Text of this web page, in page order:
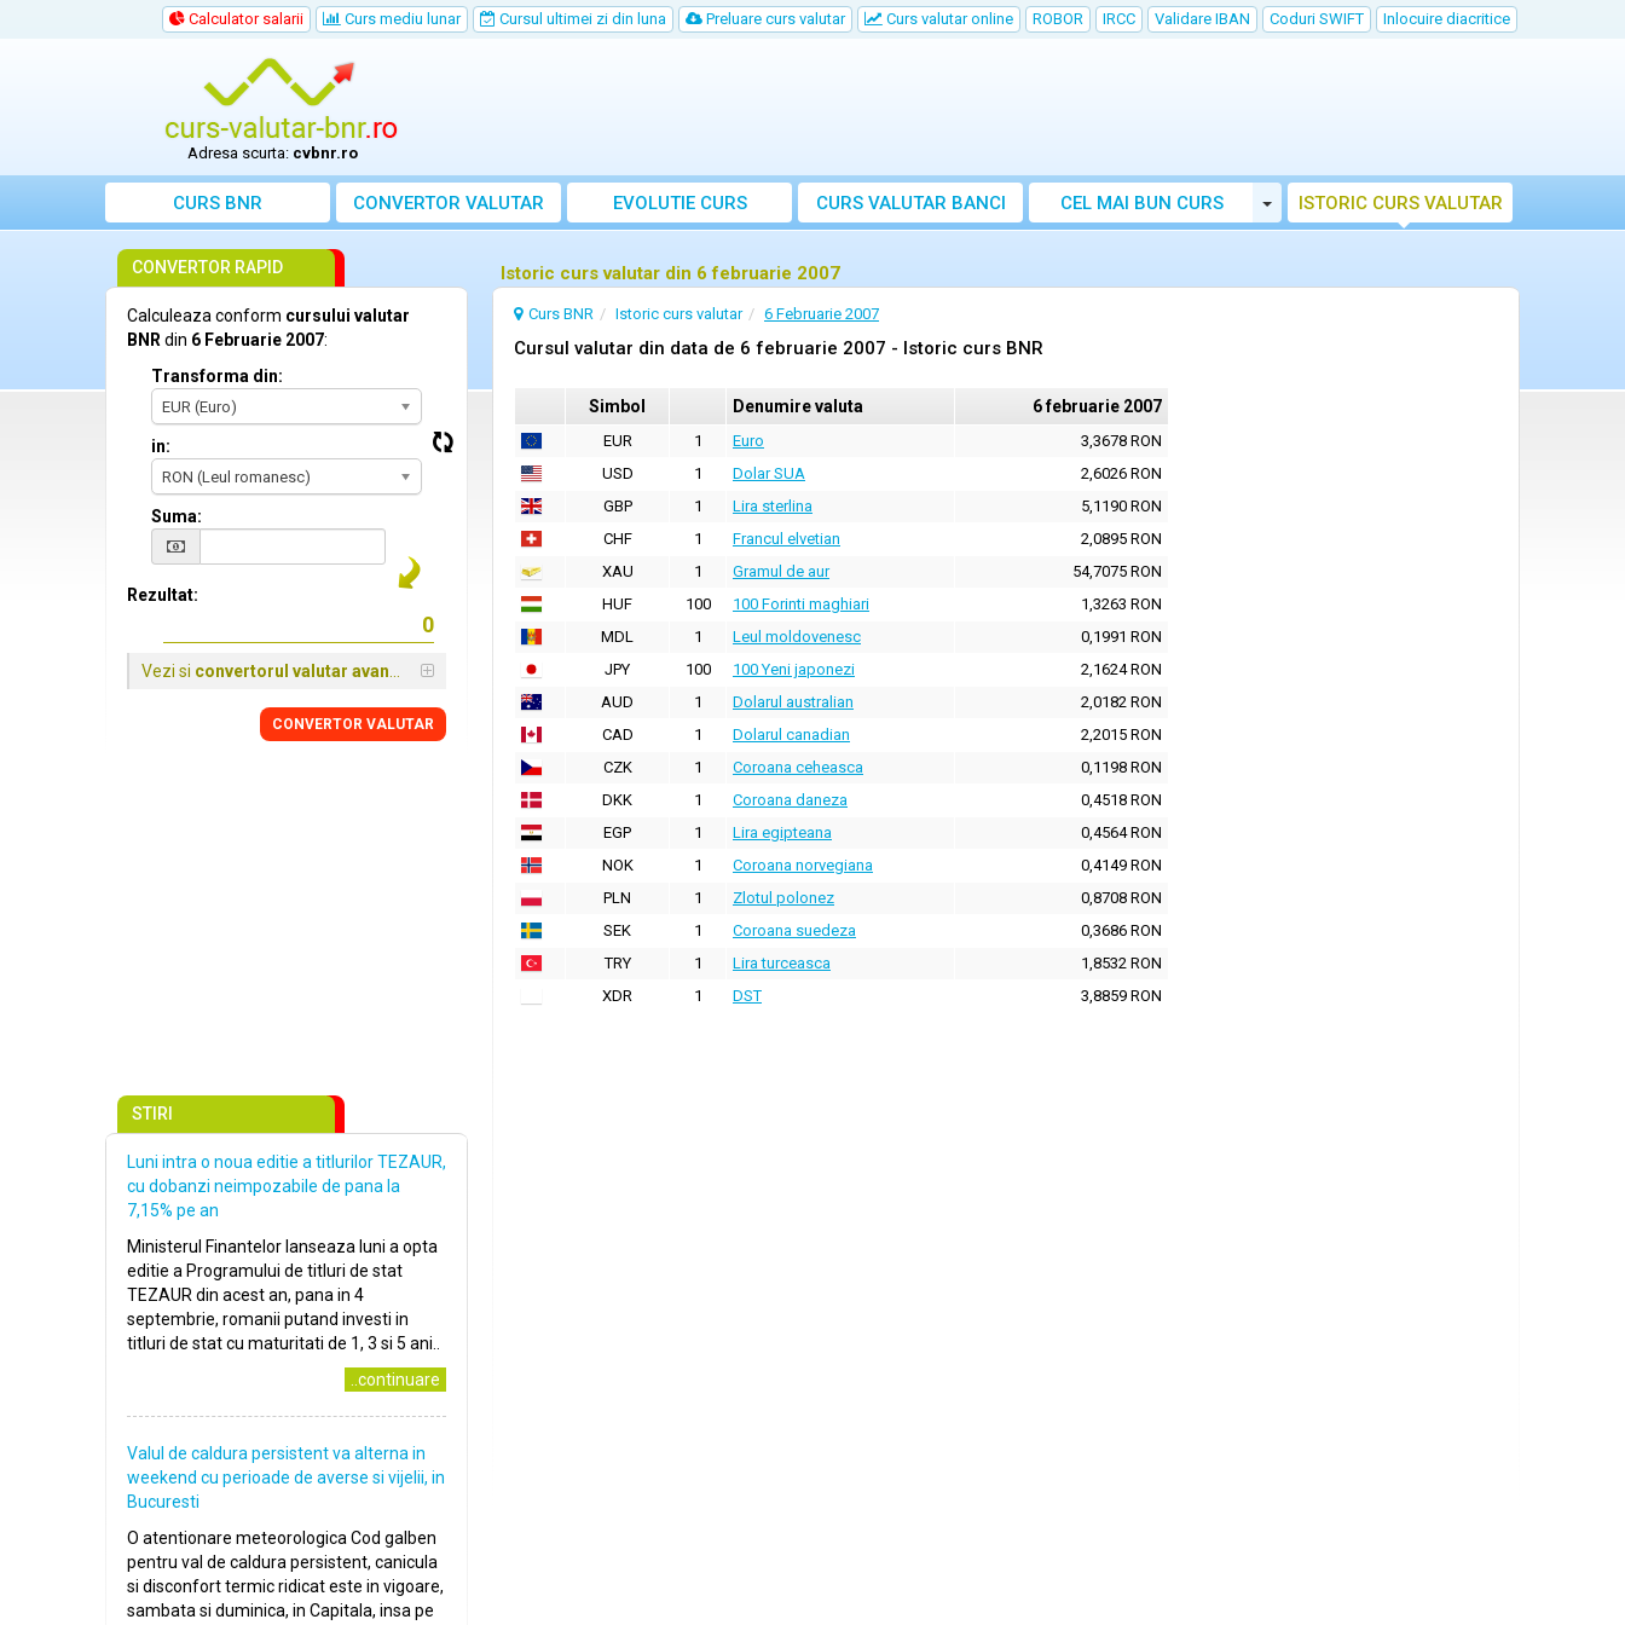
Calculator salarii Curs mediu lunar Cursul ultimei zi din luna Preluare curs valutar Curs valutar online ROBOR IRCC Validare IBAN Coduri SWIFT Inlocuire diacritice
Adresa scurta: cvbnr.ro
CURS BNR CONVERTOR VALUTAR EVOLUTIE CURS CURS VALUTAR BANCI CEL MAI BUN CURS Toggle Dropdown
ISTORIC CURS VALUTAR
Istoric curs valutar din 6 februarie 2007
Curs BNR Istoric curs valutar 6 Februarie 2007
Cursul valutar din data de 6 februarie 2007 - Istoric curs BNR
Simbol Denumire valuta 6 februarie 2007
EUR 1 Euro
3,3678 RON
USD
1 Dolar SUA
2,6026 RON
GBP
1 Lira sterlina
5,1190 RON
CHF
1 Francul elvetian
2,0895 RON
XAU
1 Gramul de aur
54,7075 RON
HUF
100 100 Forinti maghiari
1,3263 RON
MDL
1 Leul moldovenesc
0,1991 RON
JPY
100 100 Yeni japonezi
2,1624 RON
AUD
1 Dolarul australian
2,0182 RON
CAD
1 Dolarul canadian
2,2015 RON
CZK
1 Coroana ceheasca
0,1198 RON
DKK
1 Coroana daneza
0,4518 RON
EGP
1 Lira egipteana
0,4564 RON
NOK
1 Coroana norvegiana
0,4149 RON
PLN
1 Zlotul polonez
0,8708 RON
SEK
1 Coroana suedeza
0,3686 RON
TRY
1 Lira turceasca
1,8532 RON
XDR
1 DST 3,8859 RON
CONVERTOR RAPID
Calculeaza conform cursului valutar
BNR din 6 Februarie 2007:
Transforma din:
EUR (Euro)
in:
RON (Leul romanesc)
Suma:
Rezultat:
Vezi si convertorul valutar avansat
CONVERTOR VALUTAR
STIRI
Luni intra o noua editie a titlurilor TEZAUR,
cu dobanzi neimpozabile de pana la
7,15% pe an
Ministerul Finantelor lanseaza luni a opta
editie a Programului de titluri de stat
TEZAUR din acest an, pana in 4
septembrie, romanii putand investi in
titluri de stat cu maturitati de 1, 3 si 5 ani..
..continuare
Valul de caldura persistent va alterna in
weekend cu perioade de averse si vijelii, in
Bucuresti
O atentionare meteorologica Cod galben
pentru val de caldura persistent, canicula
si disconfort termic ridicat este in vigoare,
sambata si duminica, in Capitala, insa pe